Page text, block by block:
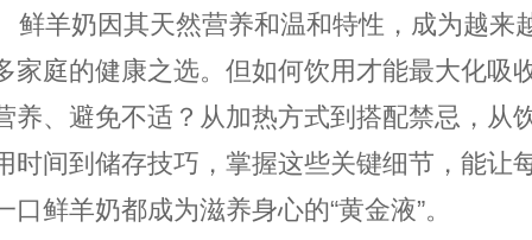
羊奶因其天然营养和温和特性，成为越来
家庭的健康之选。但如何饮用才能最大化吸
养、避免不适？从加热方式到搭配禁忌，从
时间到储存技巧，掌握这些关键细节，能让
口鲜羊奶都成为滋养身心的“黄金液”。